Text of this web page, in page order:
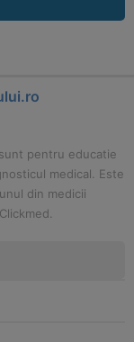
pentru educatie
medical. Este
din medicii